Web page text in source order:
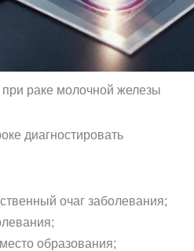
раке молочной железы
диагностировать
очаг заболевания;
образования;